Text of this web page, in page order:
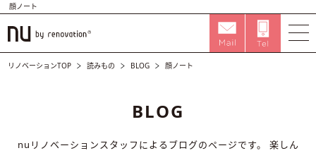
顔ノート
リノベーションTOP 読みもの BLOG 顔ノート
BLOG
nuリノベーションスタッフによるブログのページです。
楽しん